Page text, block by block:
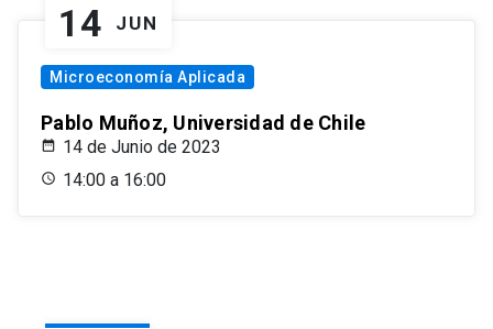
14 JUN
Microeconomía Aplicada
Pablo Muñoz, Universidad de Chile
14 de Junio de 2023
14:00 a 16:00